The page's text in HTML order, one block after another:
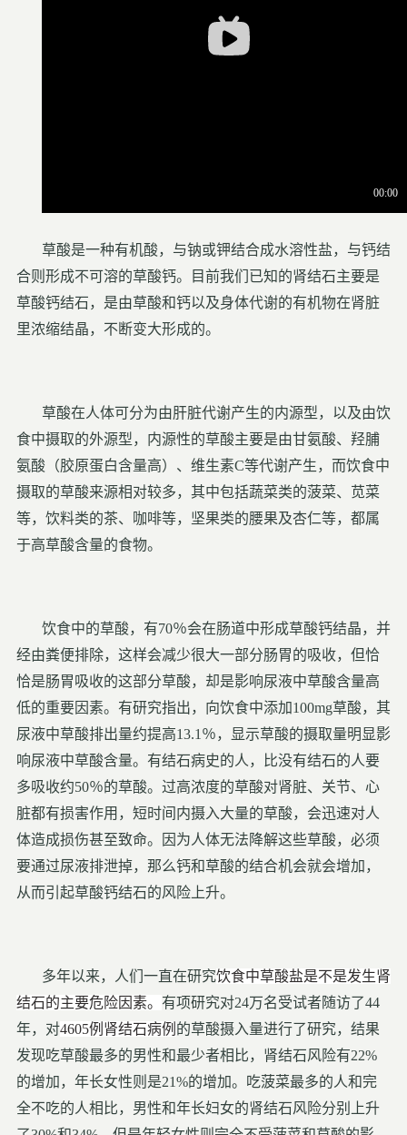
草酸是一种有机酸，与钠或钾结合成水溶性盐，与钙结
合则形成不可溶的草酸钙。目前我们已知的肾结石主要是
草酸钙结石，是由草酸和钙以及身体代谢的有机物在肾脏
里浓缩结晶，不断变大形成的。
草酸在人体可分为由肝脏代谢产生的内源型，以及由饮
食中摄取的外源型，内源性的草酸主要是由甘氨酸、羟脯
氨酸（胶原蛋白含量高）、维生素C等代谢产生，而饮食中
摄取的草酸来源相对较多，其中包括蔬菜类的菠菜、苋菜
等，饮料类的茶、咖啡等，坚果类的腰果及杏仁等，都属
于高草酸含量的食物。
饮食中的草酸，有70％会在肠道中形成草酸钙结晶，并
经由粪便排除，这样会减少很大一部分肠胃的吸收，但恰
恰是肠胃吸收的这部分草酸，却是影响尿液中草酸含量高
低的重要因素。有研究指出，向饮食中添加100mg草酸，其
尿液中草酸排出量约提高13.1％，显示草酸的摄取量明显影
响尿液中草酸含量。有结石病史的人，比没有结石的人要
多吸收约50％的草酸。过高浓度的草酸对肾脏、关节、心
脏都有损害作用，短时间内摄入大量的草酸，会迅速对人
体造成损伤甚至致命。因为人体无法降解这些草酸，必须
要通过尿液排泄掉，那么钙和草酸的结合机会就会增加，
从而引起草酸钙结石的风险上升。
多年以来，人们一直在研究饮食中草酸盐是不是发生肾
结石的主要危险因素。 有项研究对24万名受试者随访了44
年，对4605例肾结石病例 的草酸摄入量进行了研究，结果
发现吃草酸最多的男性和最少者相比，肾结石风险有22%
的增加，年长女性则是21%的增加。吃菠菜最多的人和完
全不吃的人相比，男性和年长妇女的肾结石风险分别上升